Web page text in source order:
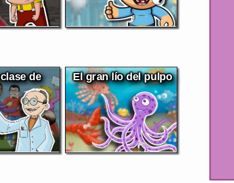
de El gran lío del pulpo